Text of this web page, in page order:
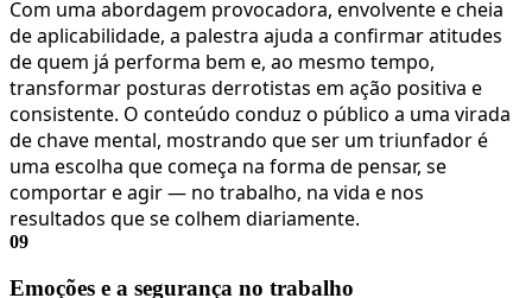
Com uma abordagem provocadora, envolvente e cheia
de aplicabilidade, a palestra ajuda a confirmar atitudes
de quem já performa bem e, ao mesmo tempo,
transformar posturas derrotistas em ação positiva e
consistente. O conteúdo conduz o público a uma virada
de chave mental, mostrando que ser um triunfador é
uma escolha que começa na forma de pensar, se
comportar e agir — no trabalho, na vida e nos
resultados que se colhem diariamente.
09
Emoções e a segurança no trabalho